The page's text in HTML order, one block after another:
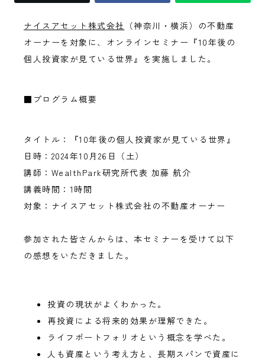
ナイスアセット株式会社 （神奈川・横浜）の不動産
オーナーを対象に、オンラインセミナー『10年後の
個人投資家が見ている世界』を実施しました。
■プログラム概要
タイトル：『10年後の個人投資家が見ている世界』
日時：2024年10月26日（土）
講師：WealthPark研究所代表 加藤 航介
講義時間：1時間
対象：ナイスアセット株式会社の不動産オーナー
参加された皆さんからは、本セミナーを受けて以下
の感想をいただきました。
投資の現状がよくわかった。
再投資による将来的効果が理解できた。
ライフポートフォリオという概念を学べた。
人も資産という考え方と、長期スパンで資産に